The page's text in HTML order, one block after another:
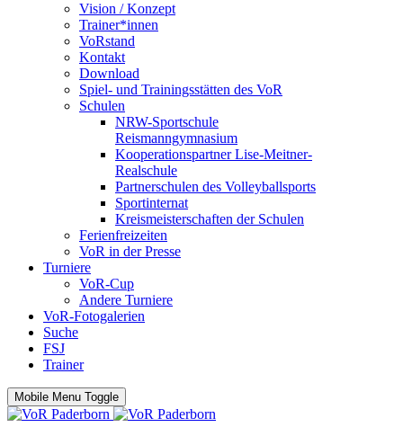
Vision / Konzept
Trainer*innen
VoRstand
Kontakt
Download
Spiel- und Trainingsstätten des VoR
Schulen
NRW-Sportschule
Reismanngymnasium
Kooperationspartner Lise-Meitner-
Realschule
Partnerschulen des Volleyballsports
Sportinternat
Kreismeisterschaften der Schulen
Ferienfreizeiten
VoR in der Presse
Turniere
VoR-Cup
Andere Turniere
VoR-Fotogalerien
Suche
FSJ
Trainer
Mobile Menu Toggle